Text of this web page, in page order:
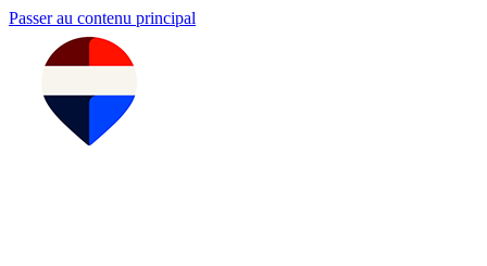
Passer au contenu principal